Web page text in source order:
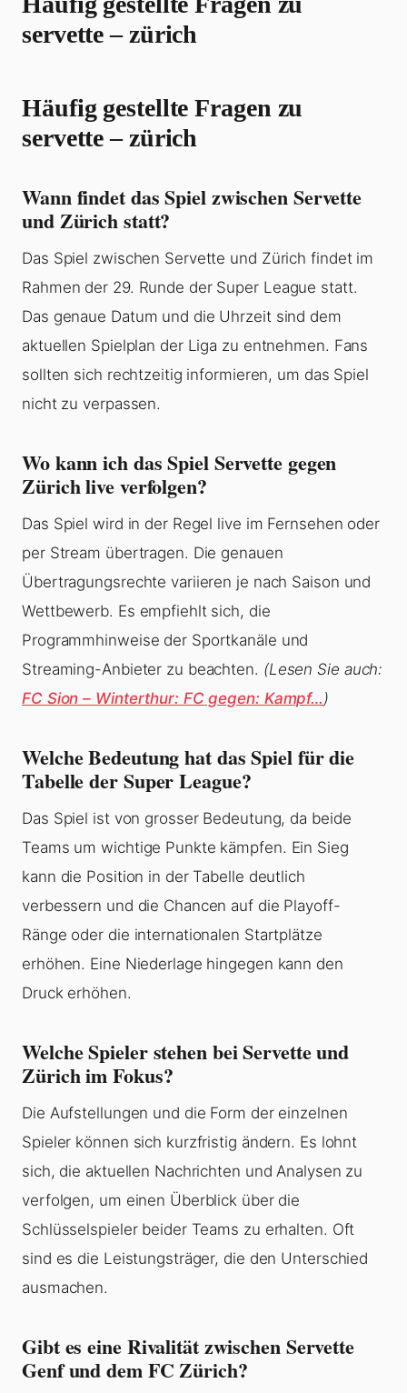
servette – zürich
Häufig gestellte Fragen zu
servette – zürich
Wann findet das Spiel zwischen Servette
und Zürich statt?
Das Spiel zwischen Servette und Zürich findet im
Rahmen der 29. Runde der Super League statt.
Das genaue Datum und die Uhrzeit sind dem
aktuellen Spielplan der Liga zu entnehmen. Fans
sollten sich rechtzeitig informieren, um das Spiel
nicht zu verpassen.
Wo kann ich das Spiel Servette gegen
Zürich live verfolgen?
Das Spiel wird in der Regel live im Fernsehen oder
per Stream übertragen. Die genauen
Übertragungsrechte variieren je nach Saison und
Wettbewerb. Es empfiehlt sich, die
Programmhinweise der Sportkanäle und
Streaming-Anbieter zu beachten. (Lesen Sie auch:
FC Sion – Winterthur: FC gegen: Kampf…)
Welche Bedeutung hat das Spiel für die
Tabelle der Super League?
Das Spiel ist von grosser Bedeutung, da beide
Teams um wichtige Punkte kämpfen. Ein Sieg
kann die Position in der Tabelle deutlich
verbessern und die Chancen auf die Playoff-
Ränge oder die internationalen Startplätze
erhöhen. Eine Niederlage hingegen kann den
Druck erhöhen.
Welche Spieler stehen bei Servette und
Zürich im Fokus?
Die Aufstellungen und die Form der einzelnen
Spieler können sich kurzfristig ändern. Es lohnt
sich, die aktuellen Nachrichten und Analysen zu
verfolgen, um einen Überblick über die
Schlüsselspieler beider Teams zu erhalten. Oft
sind es die Leistungsträger, die den Unterschied
ausmachen.
Gibt es eine Rivalität zwischen Servette
Genf und dem FC Zürich?